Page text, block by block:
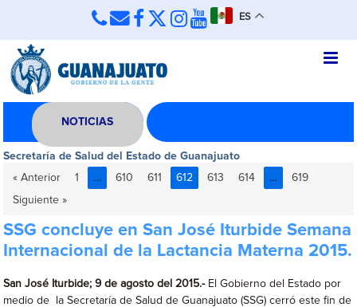
ES
NOTICIAS
Secretaría de Salud del Estado de Guanajuato
« Anterior
1 … 610 611 612 613 614 …
619
Siguiente »
SSG concluye en San José Iturbide Semana
Internacional de la Lactancia Materna 2015.
San José Iturbide; 9 de agosto del 2015.- El Gobierno del Estado por
medio de la Secretaría de Salud de Guanajuato (SSG) cerró este fin de